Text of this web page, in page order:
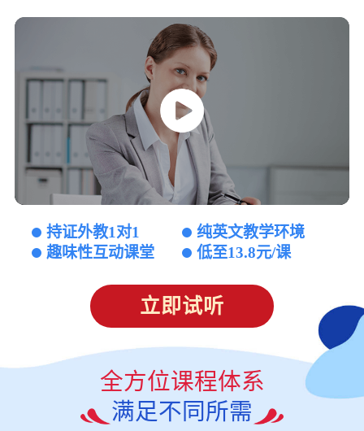
持证外教1对1
纯英文教学环境
趣味性互动课堂
低至13.8元/课
立即试听
全方位课程体系
满足不同所需